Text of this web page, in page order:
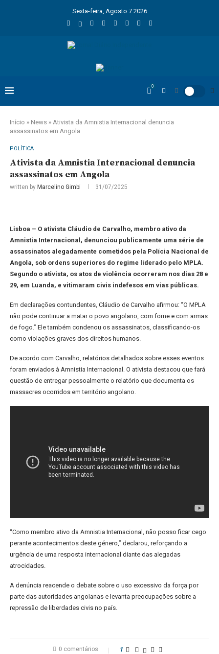
Sexta-feira, Agosto 7 2026
0
Início » News » Ativista da Amnistia Internacional denuncia
assassinatos em Angola
POLÍTICA
Ativista da Amnistia Internacional denuncia
assassinatos em Angola
written by Marcelino Gimbi 31/07/2025
Lisboa – O ativista Cláudio de Carvalho, membro ativo da
Amnistia Internacional, denunciou publicamente uma série de
assassinatos alegadamente cometidos pela Polícia Nacional de
Angola, sob ordens superiores do regime liderado pelo MPLA.
Segundo o ativista, os atos de violência ocorreram nos dias 28 e
29, em Luanda, e vitimaram civis indefesos em vias públicas.
Em declarações contundentes, Cláudio de Carvalho afirmou: “O MPLA
não pode continuar a matar o povo angolano, com fome e com armas
de fogo.” Ele também condenou os assassinatos, classificando-os
como violações graves dos direitos humanos.
De acordo com Carvalho, relatórios detalhados sobre esses eventos
foram enviados à Amnistia Internacional. O ativista destacou que fará
questão de entregar pessoalmente o relatório que documenta os
massacres ocorridos em território angolano.
“Como membro ativo da Amnistia Internacional, não posso ficar cego
perante acontecimentos deste género,” declarou, reforçando a
urgência de uma resposta internacional diante das alegadas
atrocidades.
A denúncia reacende o debate sobre o uso excessivo da força por
parte das autoridades angolanas e levanta preocupações sobre a
repressão de liberdades civis no país.
0 comentários 1